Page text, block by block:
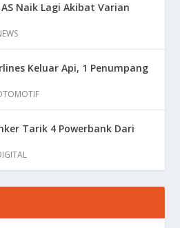
AS Naik Lagi Akibat Varian
Keluar Api, 1 Penumpang
Tarik 4 Powerbank Dari